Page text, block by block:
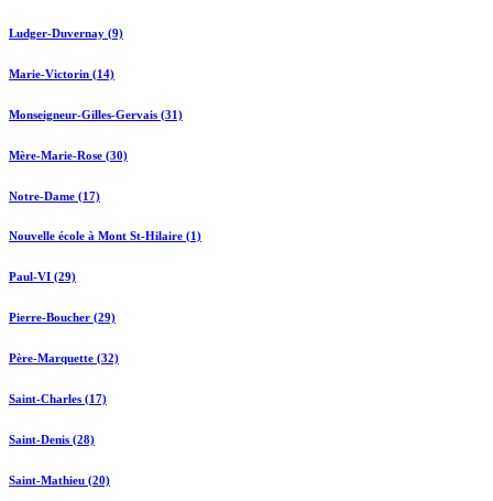
Ludger-Duvernay (9)
Marie-Victorin (14)
Monseigneur-Gilles-Gervais (31)
Mère-Marie-Rose (30)
Notre-Dame (17)
Nouvelle école à Mont St-Hilaire (1)
Paul-VI (29)
Pierre-Boucher (29)
Père-Marquette (32)
Saint-Charles (17)
Saint-Denis (28)
Saint-Mathieu (20)